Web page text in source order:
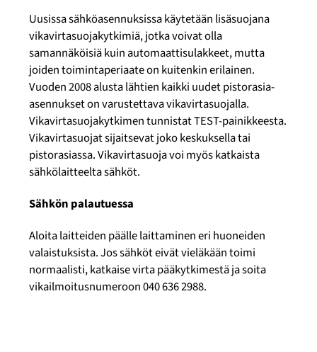
Uusissa sähköasennuksissa käytetään lisäsuojana
vikavirtasuojakytkimiä, jotka voivat olla
samannäköisiä kuin automaattisulakkeet, mutta
joiden toimintaperiaate on kuitenkin erilainen.
Vuoden 2008 alusta lähtien kaikki uudet pistorasia-
asennukset on varustettava vikavirtasuojalla.
Vikavirtasuojakytkimen tunnistat TEST-painikkeesta.
Vikavirtasuojat sijaitsevat joko keskuksella tai
pistorasiassa. Vikavirtasuoja voi myös katkaista
sähkölaitteelta sähköt.
Sähkön palautuessa
Aloita laitteiden päälle laittaminen eri huoneiden
valaistuksista. Jos sähköt eivät vieläkään toimi
normaalisti, katkaise virta pääkytkimestä ja soita
vikailmoitusnumeroon 040 636 2988.